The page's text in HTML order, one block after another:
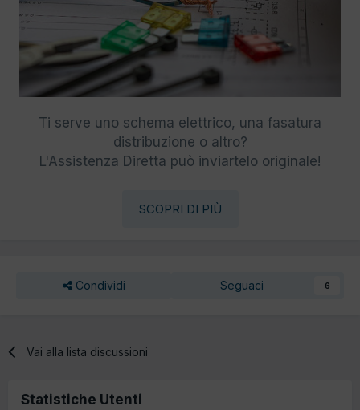
Ti serve uno schema elettrico, una fasatura
distribuzione o altro?
L'Assistenza Diretta può inviartelo originale!
SCOPRI DI PIÙ
Condividi Seguaci 6
Vai alla lista discussioni
Statistiche Utenti